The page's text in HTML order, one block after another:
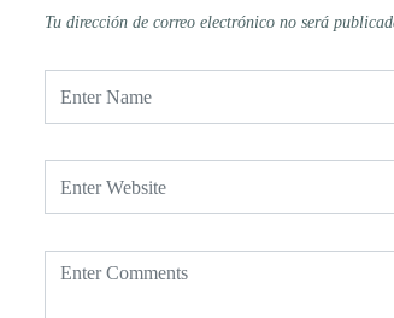
Tu dirección de correo electrónico no será